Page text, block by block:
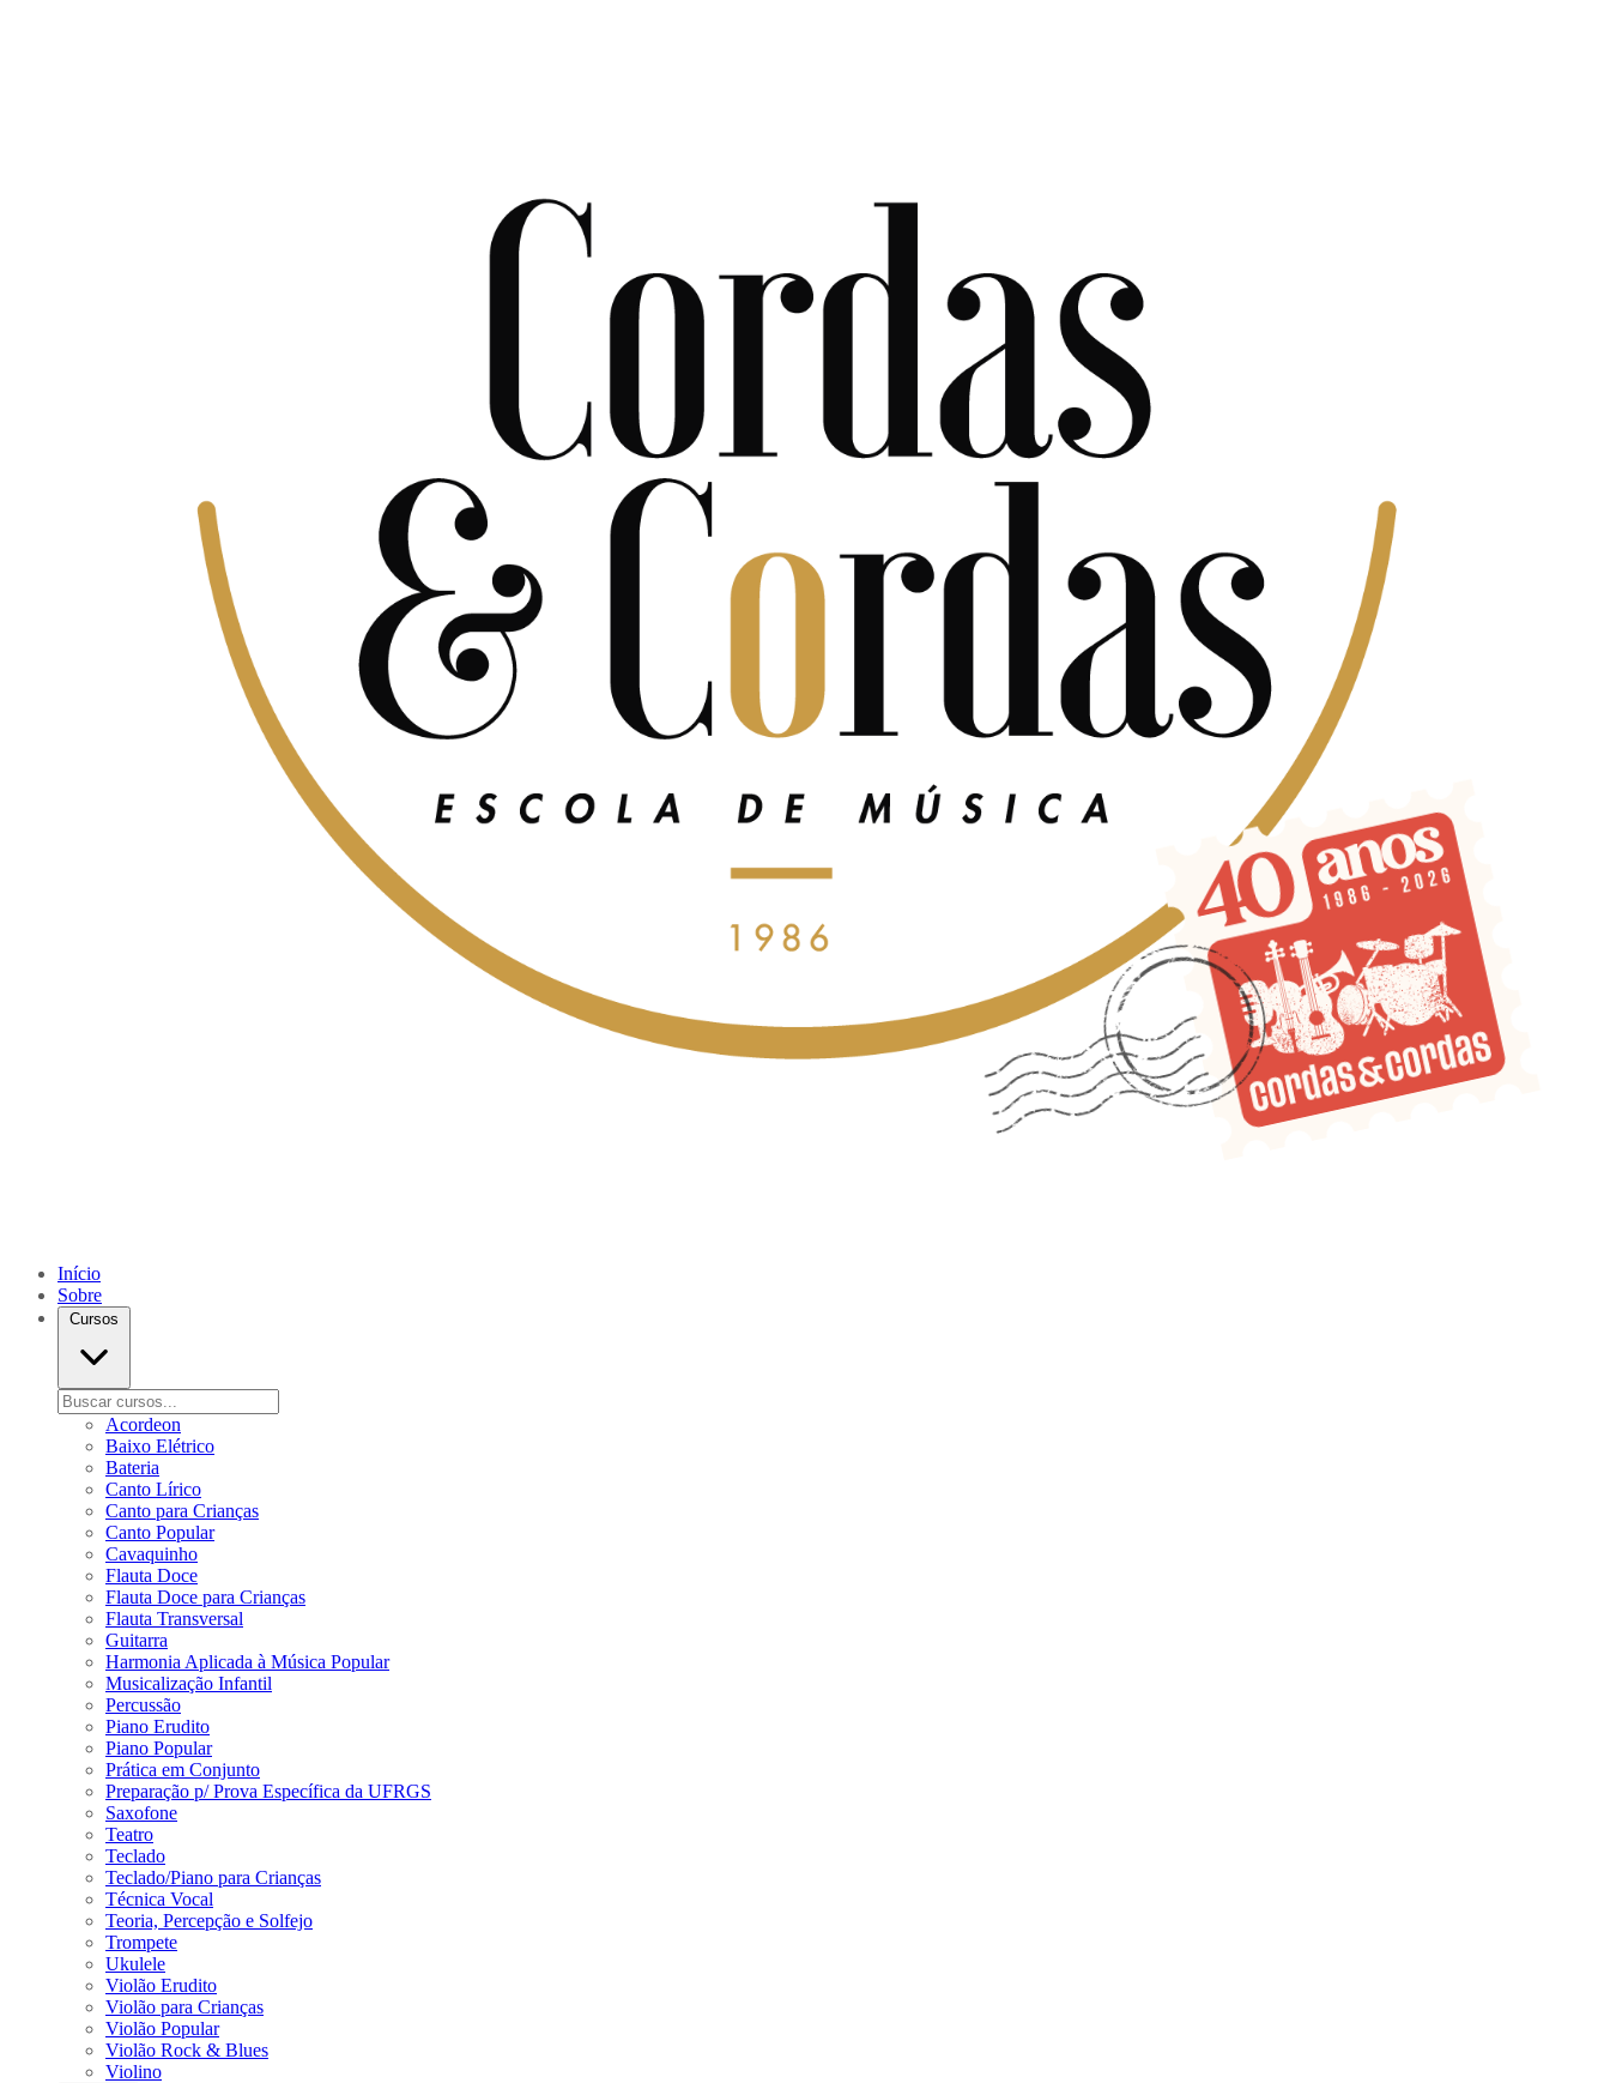
Início
Sobre
Cursos
Acordeon
Baixo Elétrico
Bateria
Canto Lírico
Canto para Crianças
Canto Popular
Cavaquinho
Flauta Doce
Flauta Doce para Crianças
Flauta Transversal
Guitarra
Harmonia Aplicada à Música Popular
Musicalização Infantil
Percussão
Piano Erudito
Piano Popular
Prática em Conjunto
Preparação p/ Prova Específica da UFRGS
Saxofone
Teatro
Teclado
Teclado/Piano para Crianças
Técnica Vocal
Teoria, Percepção e Solfejo
Trompete
Ukulele
Violão Erudito
Violão para Crianças
Violão Popular
Violão Rock & Blues
Violino